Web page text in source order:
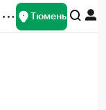
Тюмень